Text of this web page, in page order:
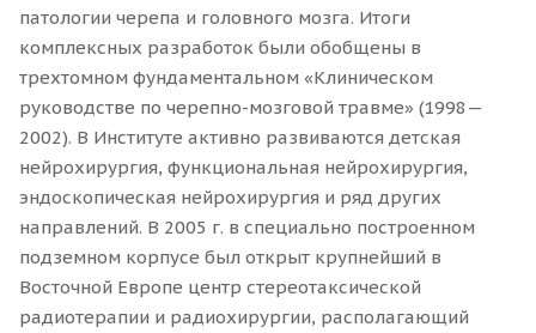
патологии черепа и головного мозга. Итоги
комплексных разработок были обобщены в
трехтомном фундаментальном «Клиническом
руководстве по черепно-мозговой травме» (1998—
2002). В Институте активно развиваются детская
нейрохирургия, функциональная нейрохирургия,
эндоскопическая нейрохирургия и ряд других
направлений. В 2005 г. в специально построенном
подземном корпусе был открыт крупнейший в
Восточной Европе центр стереотаксической
радиотерапии и радиохирургии, располагающий